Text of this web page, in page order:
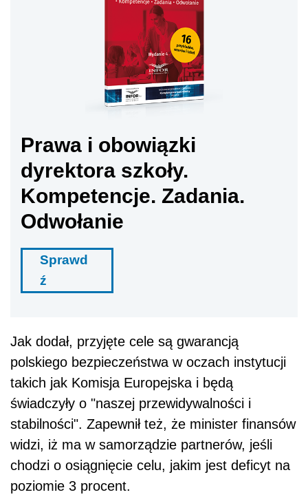
Prawa i obowiązki
dyrektora szkoły.
Kompetencje. Zadania.
Odwołanie
Sprawd
ź
Jak dodał, przyjęte cele są gwarancją
polskiego bezpieczeństwa w oczach instytucji
takich jak Komisja Europejska i będą
świadczyły o "naszej przewidywalności i
stabilności". Zapewnił też, że minister finansów
widzi, iż ma w samorządzie partnerów, jeśli
chodzi o osiągnięcie celu, jakim jest deficyt na
poziomie 3 procent.